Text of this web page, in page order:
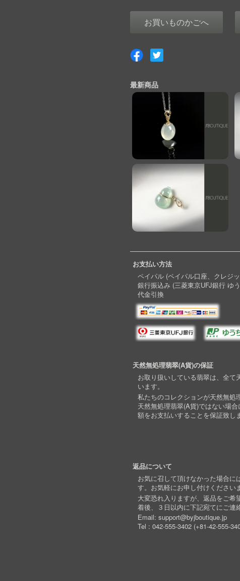
お買いものかごへ
最新商品
お支払い方法
ペイパル (ペイパル口座、クレジ
銀行振込み (三菱東京UFJ銀行 ゆ
代金引換
天然無処理翡翠(A貨)の保証
お取り扱いしている翡翠は、全て
います。
私たちのコレクションが天然無処
天然無処理翡翠(A貨)ではない場
額をお支払いすることを保証致しま
返品について
お気に召して頂けなかった場合に
す。お気軽にお申し付けください
大変恐れ入りますが、返品をご希
着後、３日以内に下記宛てにご連
Email: support@byjboutique.jp
Tel : 042-555-3402 (+81-42-555-